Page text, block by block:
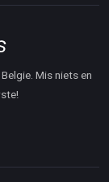
Mis niets en